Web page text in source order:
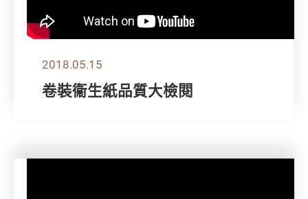
2018.05.15
卷裝衞生紙品質大檢閱